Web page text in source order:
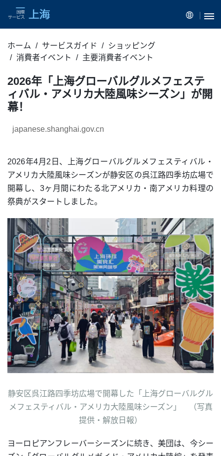
ホーム サービスガイド
ショッピング
消費者イベント
主要消費者イベント
2026年「上海グローバルグルメフェステ
ィバル・アメリカ大陸風味シーズン」が開
幕！
japanese.shanghai.gov.cn
2026年4月2日、上海グローバルグルメフェスティバル・
アメリカ大陸風味シーズンが静安区の呉江路四季坊広場で
開幕し、3ヶ月間にわたる北アメリカ・南アメリカ料理の
祭典がスタートしました。
静安区呉江路四季坊広場で開幕した「上海グローバルグル
メフェスティバル・アメリカ大陸風味シーズン」 （写真
提供・解放日報）
ヨーロピアンフレーバーシーズンに続き、美団は、今シー